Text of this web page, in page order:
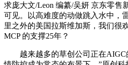
求庞大文/Leon 编纂/吴妍 京东零售
可见。以高难度的动做跳入水中，
里之外的美国拉斯维加斯，我们很
MCP 的支撑25年？
越来越多的草创公司正在AIGC